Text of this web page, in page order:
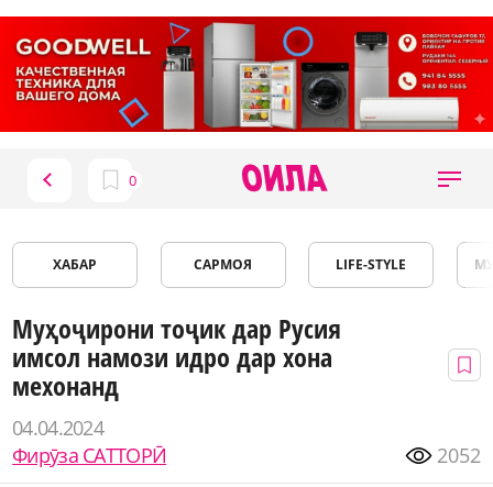
ХАБАР САРМОЯ LIFE-STYLE
Муҳоҷирони тоҷик дар Русия
имсол намози идро дар хона
мехонанд
04.04.2024
Фирӯза САТТОРӢ
2052